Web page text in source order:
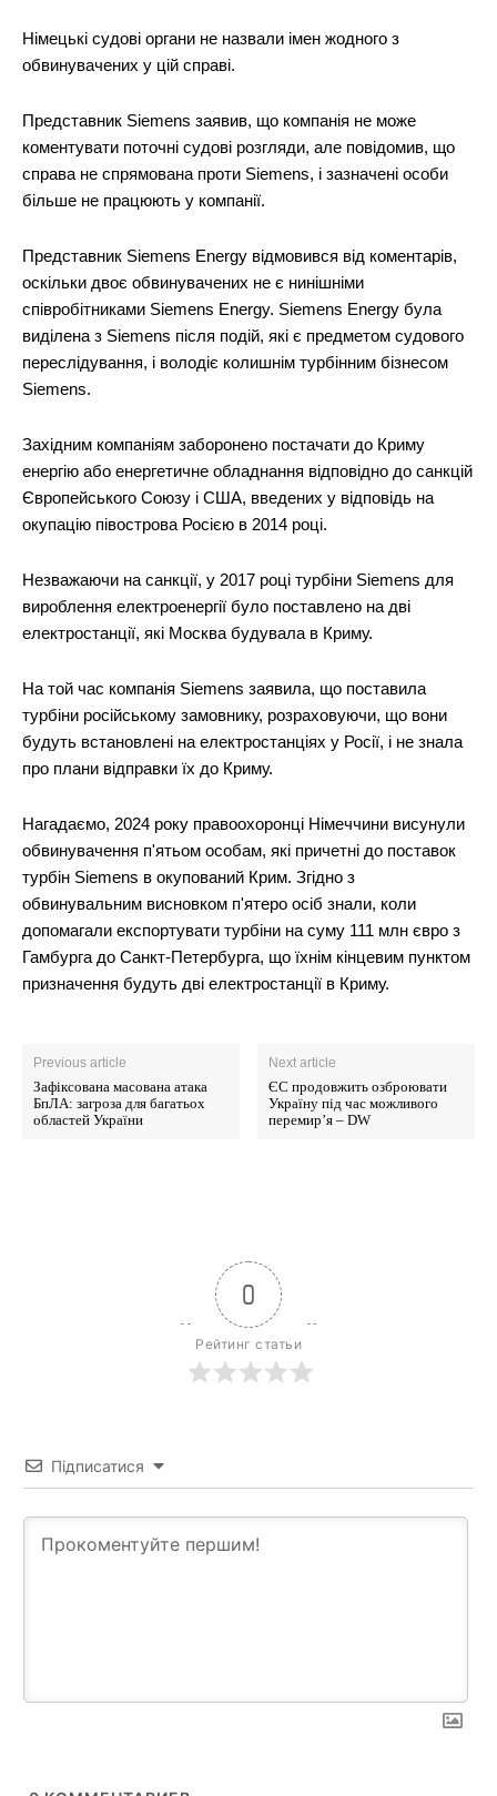
News Week
Німецькі судові органи не назвали імен жодного з
обвинувачених у цій справі.
Представник Siemens заявив, що компанія не може
коментувати поточні судові розгляди, але повідомив, що
справа не спрямована проти Siemens, і зазначені особи
більше не працюють у компанії.
Представник Siemens Energy відмовився від коментарів,
оскільки двоє обвинувачених не є нинішніми
співробітниками Siemens Energy. Siemens Energy була
виділена з Siemens після подій, які є предметом судового
переслідування, і володіє колишнім турбінним бізнесом
Siemens.
Західним компаніям заборонено постачати до Криму
енергію або енергетичне обладнання відповідно до санкцій
Європейського Союзу і США, введених у відповідь на
окупацію півострова Росією в 2014 році.
Незважаючи на санкції, у 2017 році турбіни Siemens для
вироблення електроенергії було поставлено на дві
електростанції, які Москва будувала в Криму.
На той час компанія Siemens заявила, що поставила
турбіни російському замовнику, розраховуючи, що вони
будуть встановлені на електростанціях у Росії, і не знала
про плани відправки їх до Криму.
Нагадаємо, 2024 року правоохоронці Німеччини висунули
обвинувачення п'ятьом особам, які причетні до поставок
турбін Siemens в окупований Крим. Згідно з
обвинувальним висновком п'ятеро осіб знали, коли
допомагали експортувати турбіни на суму 111 млн євро з
Гамбурга до Санкт-Петербурга, що їхнім кінцевим пунктом
призначення будуть дві електростанції в Криму.
Previous article
Зафіксована масована атака
БпЛА: загроза для багатьох
областей України
Next article
ЄС продовжить озброювати
Україну під час можливого
перемир’я – DW
0
Рейтинг статьи
Підписатися